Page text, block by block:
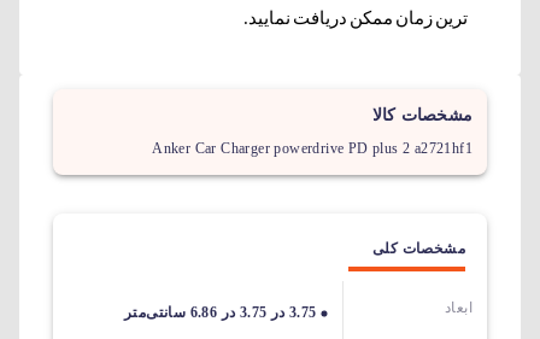
ترین زمان ممکن دریافت نمایید.
مشخصات کالا
Anker Car Charger powerdrive PD plus 2 a2721hf1
مشخصات کلی
ابعاد 3.75 در 3.75 در 6.86 سانتی‌متر